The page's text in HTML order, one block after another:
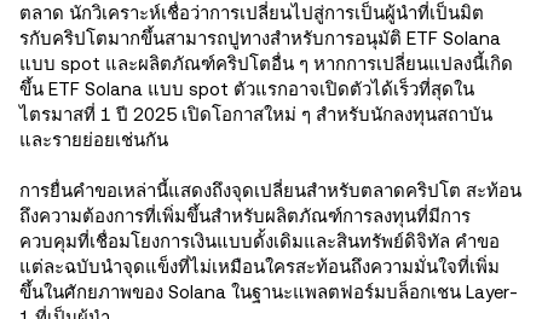
ตลาด นักวิเคราะห์เชื่อว่าการเปลี่ยนไปสู่การเป็นผู้นำที่เป็นมิต
รกับคริปโตมากขึ้นสามารถปูทางสําหรับการอนุมัติ ETF Solana
แบบ spot และผลิตภัณฑ์คริปโตอื่น ๆ หากการเปลี่ยนแปลงนี้เกิด
ขึ้น ETF Solana แบบ spot ตัวแรกอาจเปิดตัวได้เร็วที่สุดใน
ไตรมาสที่ 1 ปี 2025 เปิดโอกาสใหม่ ๆ สําหรับนักลงทุนสถาบัน
และรายย่อยเช่นกัน
การยื่นคำขอเหล่านี้แสดงถึงจุดเปลี่ยนสําหรับตลาดคริปโต สะท้อน
ถึงความต้องการที่เพิ่มขึ้นสําหรับผลิตภัณฑ์การลงทุนที่มีการ
ควบคุมที่เชื่อมโยงการเงินแบบดั้งเดิมและสินทรัพย์ดิจิทัล คำขอ
แต่ละฉบับนําจุดแข็งที่ไม่เหมือนใครสะท้อนถึงความมั่นใจที่เพิ่ม
ขึ้นในศักยภาพของ Solana ในฐานะแพลตฟอร์มบล็อกเชน Layer-